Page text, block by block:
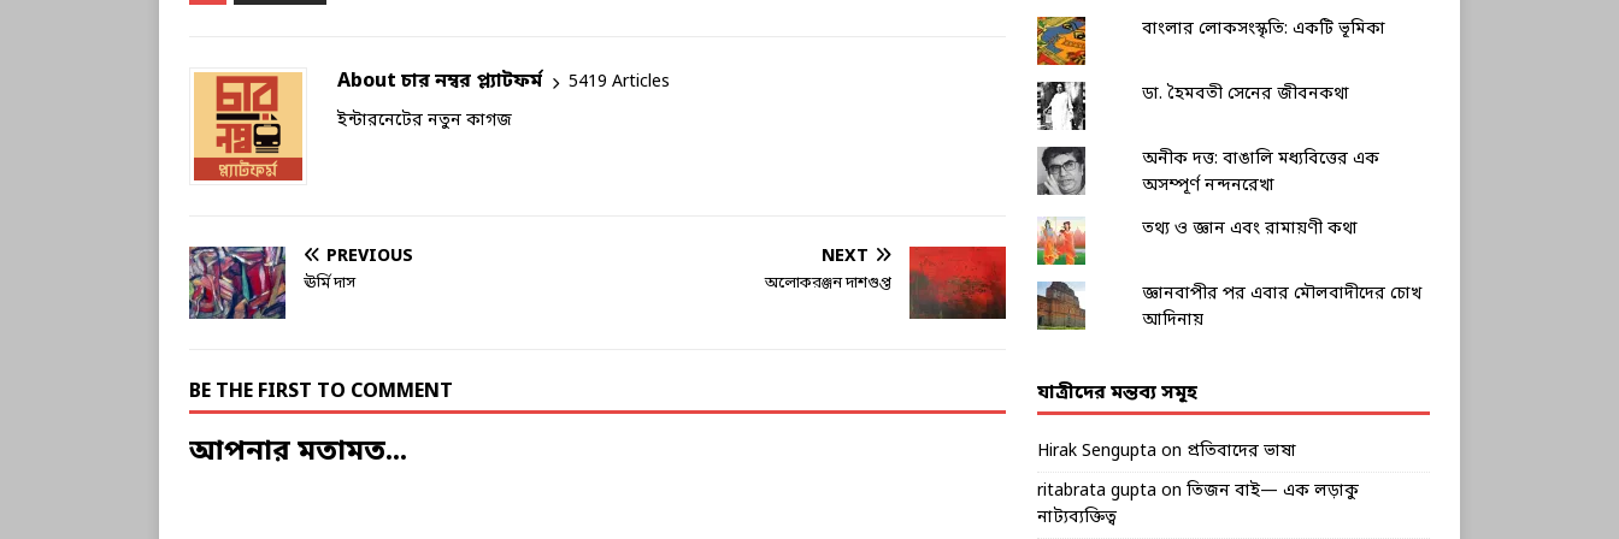
About চার নম্বর প্ল্যাটফর্ম
5419 Articles
ইন্টারনেটের নতুন কাগজ
PREVIOUS
ঊর্মি দাস
NEXT
অলোকরঞ্জন দাশগুপ্ত
BE THE FIRST TO COMMENT
আপনার মতামত...
বাংলার লোকসংস্কৃতি: একটি ভূমিকা
ডা. হৈমবতী সেনের জীবনকথা
অনীক দত্ত: বাঙালি মধ্যবিত্তের এক
অসম্পূর্ণ নন্দনরেখা
তথ্য ও জ্ঞান এবং রামায়ণী কথা
জ্ঞানবাপীর পর এবার মৌলবাদীদের চোখ
আদিনায়
যাত্রীদের মন্তব্য সমূহ
Hirak Sengupta on প্রতিবাদের ভাষা
ritabrata gupta on তিজন বাই— এক লড়াকু
নাট্যব্যক্তিত্ব